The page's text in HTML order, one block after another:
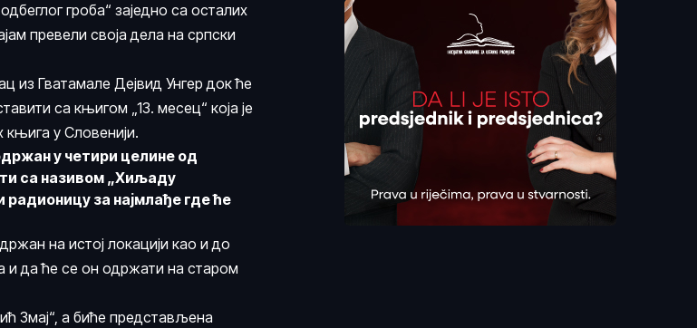
гроба“ заједно са осталих
превели своја дела на српски
из Гватамале Дејвид Унгер док ће
са књигом „13. месец“ која је
књига у Словенији.
у четири целине од
са називом „Хиљаду
за најмлађе где ће
на истој локацији као и до
и да ће се он одржати на старом
Змај“, а биће представљена